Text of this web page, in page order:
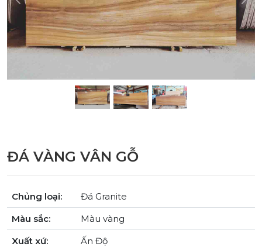
ĐÁ VÀNG VÂN GỖ
Chủng loại:
Đá Granite
Màu sắc:
Màu vàng
Xuất xứ:
Ấn Độ